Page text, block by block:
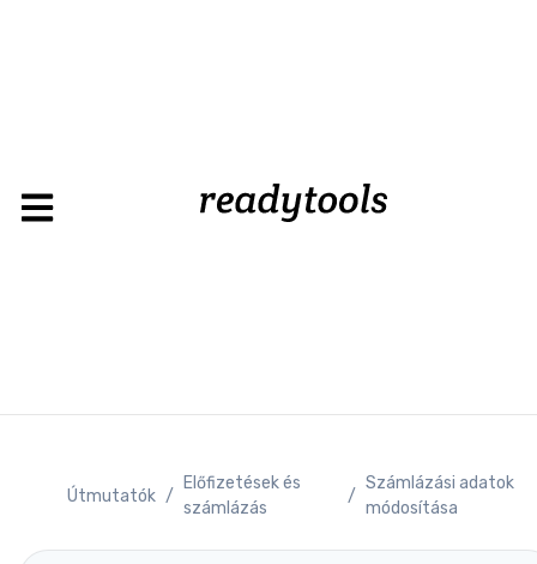
Útmutatók /
Előfizetések és
számlázás
/
Számlázási adatok
módosítása